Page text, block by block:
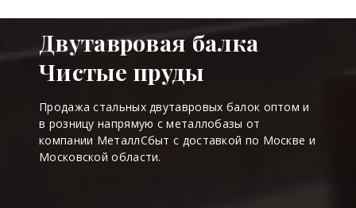
Двутавровая балка
Чистые пруды
Продажа стальных двутавровых балок оптом и
в розницу напрямую с металлобазы от
компании МеталлСбыт с доставкой по Москве и
Московской области.